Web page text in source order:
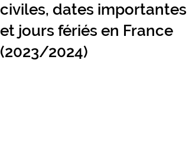
civiles, dates importantes
et jours fériés en France
(2023/2024)